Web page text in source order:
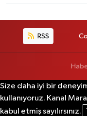
RSS
Size daha iyi bir
kullanıyoruz. Kanal
kabul etmiş sayılırsınız.